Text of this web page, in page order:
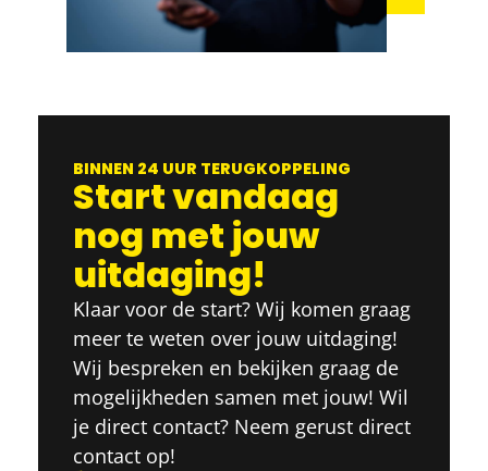
BINNEN 24 UUR TERUGKOPPELING
Start vandaag
nog met jouw
uitdaging!
Klaar voor de start? Wij komen graag
meer te weten over jouw uitdaging!
Wij bespreken en bekijken graag de
mogelijkheden samen met jouw! Wil
je direct contact? Neem gerust direct
contact op!